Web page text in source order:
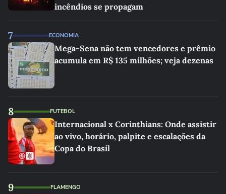
incêndios se propagam
7 ECONOMIA
Mega-Sena não tem vencedores e prêmio
acumula em R$ 135 milhões; veja dezenas
8 FUTEBOL
Internacional x Corinthians: Onde assistir
ao vivo, horário, palpite e escalações da
Copa do Brasil
9 FLAMENGO